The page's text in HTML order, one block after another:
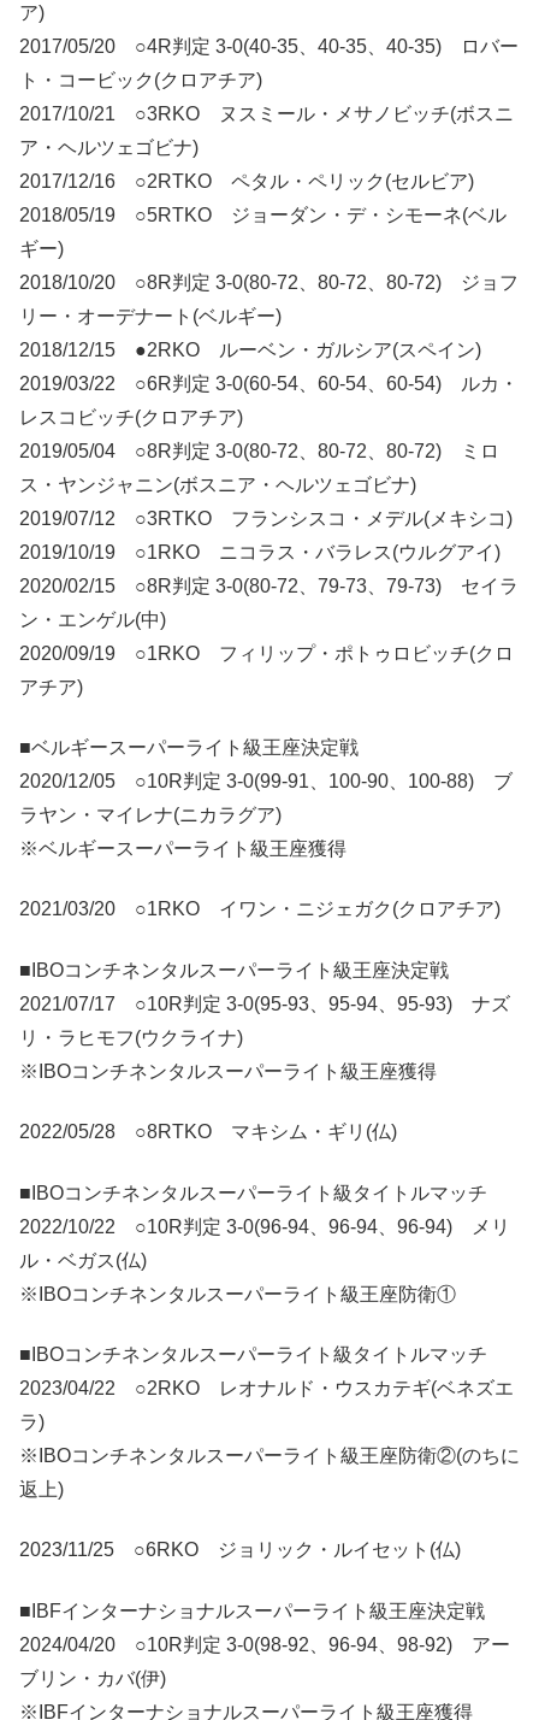
ア)
2017/05/20 ○4R判定 3-0(40-35、40-35、40-35) ロバー
ト・コービック(クロアチア)
2017/10/21 ○3RKO ヌスミール・メサノビッチ(ボスニ
ア・ヘルツェゴビナ)
2017/12/16 ○2RTKO ペタル・ペリック(セルビア)
2018/05/19 ○5RTKO ジョーダン・デ・シモーネ(ベル
ギー)
2018/10/20 ○8R判定 3-0(80-72、80-72、80-72) ジョフ
リー・オーデナート(ベルギー)
2018/12/15 ●2RKO ルーベン・ガルシア(スペイン)
2019/03/22 ○6R判定 3-0(60-54、60-54、60-54) ルカ・
レスコビッチ(クロアチア)
2019/05/04 ○8R判定 3-0(80-72、80-72、80-72) ミロ
ス・ヤンジャニン(ボスニア・ヘルツェゴビナ)
2019/07/12 ○3RTKO フランシスコ・メデル(メキシコ)
2019/10/19 ○1RKO ニコラス・バラレス(ウルグアイ)
2020/02/15 ○8R判定 3-0(80-72、79-73、79-73) セイラ
ン・エンゲル(中)
2020/09/19 ○1RKO フィリップ・ポトゥロビッチ(クロ
アチア)
■ベルギースーパーライト級王座決定戦
2020/12/05 ○10R判定 3-0(99-91、100-90、100-88) ブ
ラヤン・マイレナ(ニカラグア)
※ベルギースーパーライト級王座獲得
2021/03/20 ○1RKO イワン・ニジェガク(クロアチア)
■IBOコンチネンタルスーパーライト級王座決定戦
2021/07/17 ○10R判定 3-0(95-93、95-94、95-93) ナズ
リ・ラヒモフ(ウクライナ)
※IBOコンチネンタルスーパーライト級王座獲得
2022/05/28 ○8RTKO マキシム・ギリ(仏)
■IBOコンチネンタルスーパーライト級タイトルマッチ
2022/10/22 ○10R判定 3-0(96-94、96-94、96-94) メリ
ル・ベガス(仏)
※IBOコンチネンタルスーパーライト級王座防衛①
■IBOコンチネンタルスーパーライト級タイトルマッチ
2023/04/22 ○2RKO レオナルド・ウスカテギ(ベネズエ
ラ)
※IBOコンチネンタルスーパーライト級王座防衛②(のちに
返上)
2023/11/25 ○6RKO ジョリック・ルイセット(仏)
■IBFインターナショナルスーパーライト級王座決定戦
2024/04/20 ○10R判定 3-0(98-92、96-94、98-92) アー
ブリン・カバ(伊)
※IBFインターナショナルスーパーライト級王座獲得